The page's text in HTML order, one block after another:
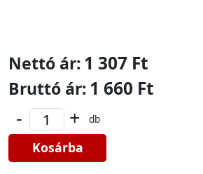
Nettó ár:1 307 Ft
Bruttó ár:1 660 Ft
- + db
Kosárba